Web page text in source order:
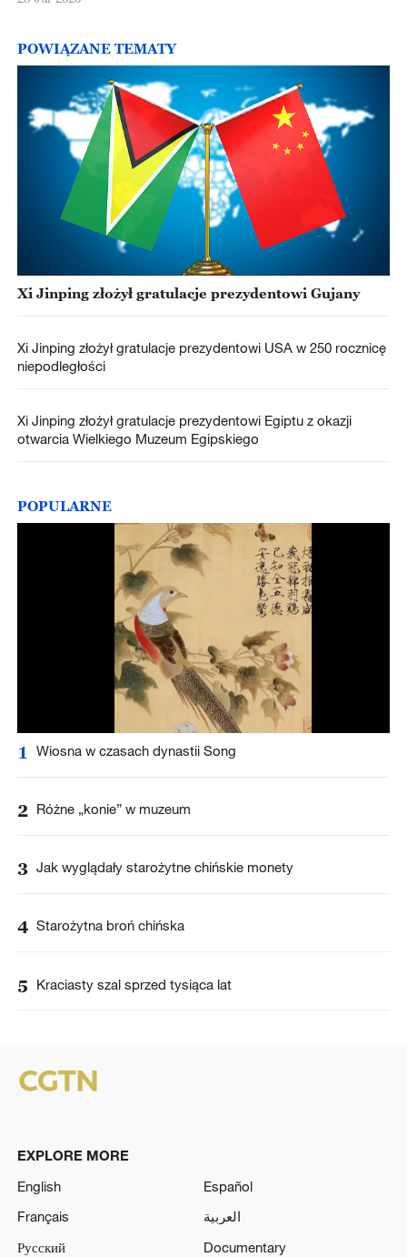
POWIĄZANE TEMATY
Xi Jinping złożył gratulacje prezydentowi Gujany
Xi Jinping złożył gratulacje prezydentowi USA w 250 rocznicę
niepodległości
Xi Jinping złożył gratulacje prezydentowi Egiptu z okazji
otwarcia Wielkiego Muzeum Egipskiego
POPULARNE
1 Wiosna w czasach dynastii Song
2 Różne „konie” w muzeum
3 Jak wyglądały starożytne chińskie monety
4 Starożytna broń chińska
5 Kraciasty szal sprzed tysiąca lat
EXPLORE MORE
English
Español
Français
العربية
Русский
Documentary